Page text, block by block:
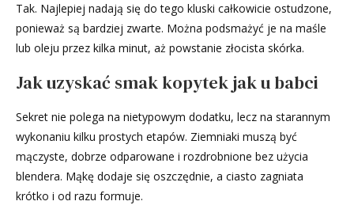
Tak. Najlepiej nadają się do tego kluski całkowicie ostudzone,
ponieważ są bardziej zwarte. Można podsmażyć je na maśle
lub oleju przez kilka minut, aż powstanie złocista skórka.
Jak uzyskać smak kopytek jak u babci
Sekret nie polega na nietypowym dodatku, lecz na starannym
wykonaniu kilku prostych etapów. Ziemniaki muszą być
mączyste, dobrze odparowane i rozdrobnione bez użycia
blendera. Mąkę dodaje się oszczędnie, a ciasto zagniata
krótko i od razu formuje.